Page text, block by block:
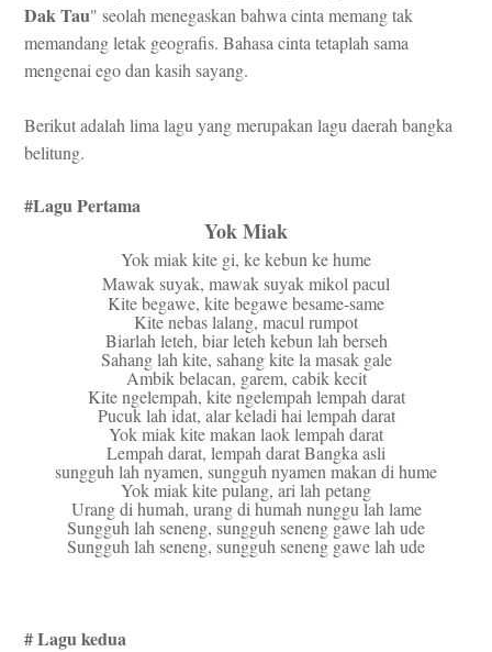
Dak Tau" seolah menegaskan bahwa cinta memang tak
memandang letak geografis. Bahasa cinta tetaplah sama
mengenai ego dan kasih sayang.
Berikut adalah lima lagu yang merupakan lagu daerah bangka
belitung.
#Lagu Pertama
Yok Miak
Yok miak kite gi, ke kebun ke hume
Mawak suyak, mawak suyak mikol pacul
Kite begawe, kite begawe besame-same
Kite nebas lalang, macul rumpot
Biarlah leteh, biar leteh kebun lah berseh
Sahang lah kite, sahang kite la masak gale
Ambik belacan, garem, cabik kecit
Kite ngelempah, kite ngelempah lempah darat
Pucuk lah idat, alar keladi hai lempah darat
Yok miak kite makan laok lempah darat
Lempah darat, lempah darat Bangka asli
sungguh lah nyamen, sungguh nyamen makan di hume
Yok miak kite pulang, ari lah petang
Urang di humah, urang di humah nunggu lah lame
Sungguh lah seneng, sungguh seneng gawe lah ude
Sungguh lah seneng, sungguh seneng gawe lah ude
# Lagu kedua